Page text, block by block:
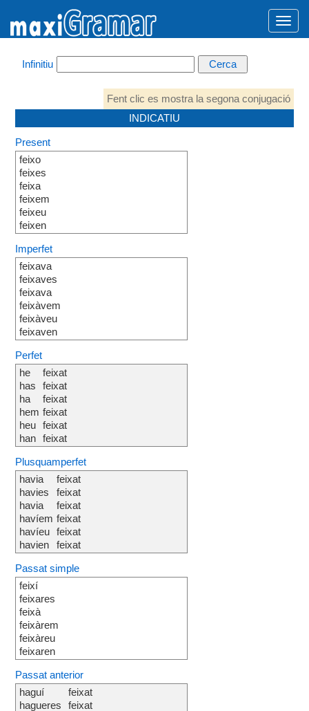
Infinitiu
Fent clic es mostra la segona conjugació
INDICATIU
Present
feixo
feixes
feixa
feixem
feixeu
feixen
Imperfet
feixava
feixaves
feixava
feixàvem
feixàveu
feixaven
Perfet
he
has
ha
hem
heu
han
feixat
feixat
feixat
feixat
feixat
feixat
Plusquamperfet
havia
havies
havia
havíem
havíeu
havien
feixat
feixat
feixat
feixat
feixat
feixat
Passat simple
feixí
feixares
feixà
feixàrem
feixàreu
feixaren
Passat anterior
haguí
hagueres
feixat
feixat